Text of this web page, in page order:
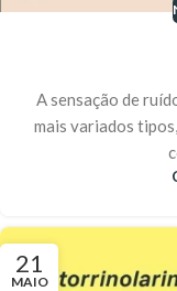
A sensação de
mais variados
21
MAIO